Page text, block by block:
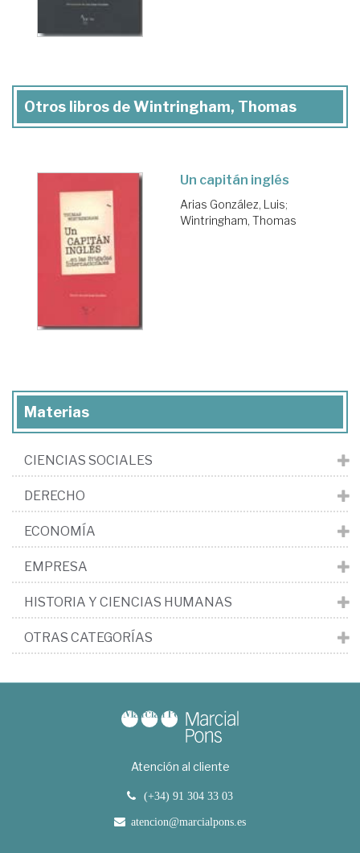
Otros libros de Wintringham, Thomas
Un capitán inglés
Arias González, Luis;
Wintringham, Thomas
Materias
CIENCIAS SOCIALES
DERECHO
ECONOMÍA
EMPRESA
HISTORIA Y CIENCIAS HUMANAS
OTRAS CATEGORÍAS
Atención al cliente
(+34) 91 304 33 03
atencion@marcialpons.es